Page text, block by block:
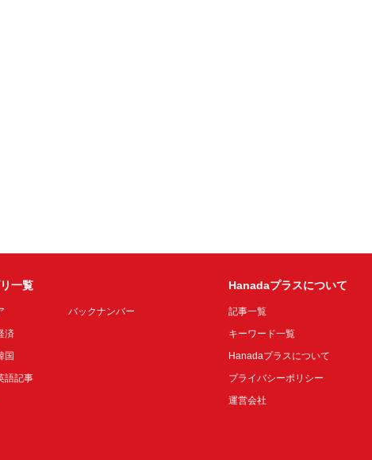
一覧
済
国
語記事
バックナンバー
Hanadaプラスについて
記事一覧
キーワード一覧
Hanadaプラスについて
プライバシーポリシー
運営会社